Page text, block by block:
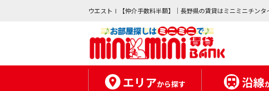
ウエストⅠ【仲介手数料半額】｜長野県の賃貸はミニミニチンタ
エリアから探す 沿線